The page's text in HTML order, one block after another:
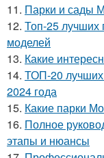
11. Парки и сады
12. Топ-25 лучших
моделей
13. Какие
14. ТОП-20
2024 года
15. Какие парки
16. Полное
этапы и нюансы